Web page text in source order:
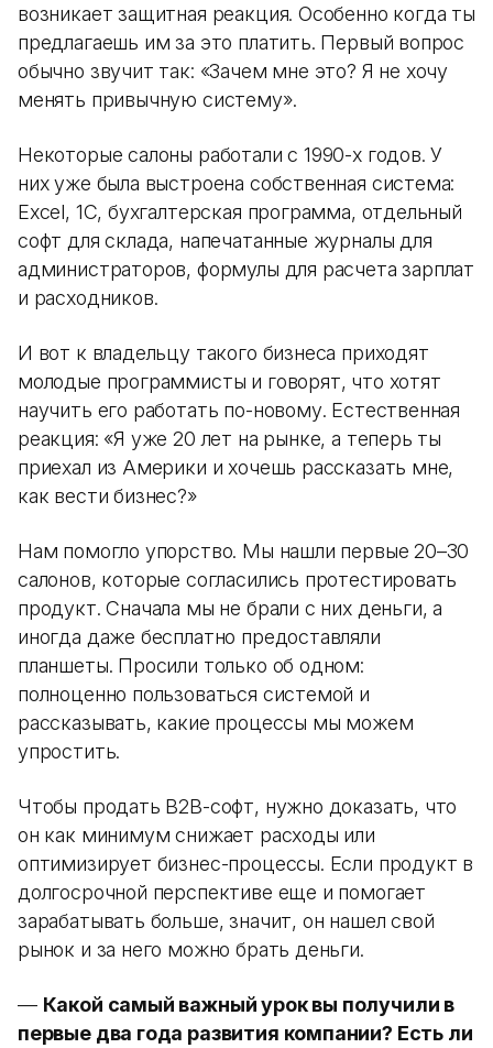
возникает защитная реакция. Особенно когда ты
предлагаешь им за это платить. Первый вопрос
обычно звучит так: «Зачем мне это? Я не хочу
менять привычную систему».
Некоторые салоны работали с 1990-х годов. У
них уже была выстроена собственная система:
Excel, 1С, бухгалтерская программа, отдельный
софт для склада, напечатанные журналы для
администраторов, формулы для расчета зарплат
и расходников.
И вот к владельцу такого бизнеса приходят
молодые программисты и говорят, что хотят
научить его работать по-новому. Естественная
реакция: «Я уже 20 лет на рынке, а теперь ты
приехал из Америки и хочешь рассказать мне,
как вести бизнес?»
Нам помогло упорство. Мы нашли первые 20–30
салонов, которые согласились протестировать
продукт. Сначала мы не брали с них деньги, а
иногда даже бесплатно предоставляли
планшеты. Просили только об одном:
полноценно пользоваться системой и
рассказывать, какие процессы мы можем
упростить.
Чтобы продать B2B-софт, нужно доказать, что
он как минимум снижает расходы или
оптимизирует бизнес-процессы. Если продукт в
долгосрочной перспективе еще и помогает
зарабатывать больше, значит, он нашел свой
рынок и за него можно брать деньги.
— Какой самый важный урок вы получили в
первые два года развития компании? Есть ли